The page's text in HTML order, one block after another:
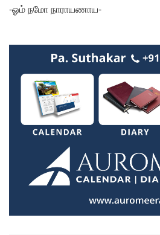
-ஓம் நமோ நாராயணாய-